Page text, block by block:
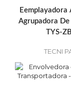
Eemplayadora
Agrupadora De
TYS-
TECNI